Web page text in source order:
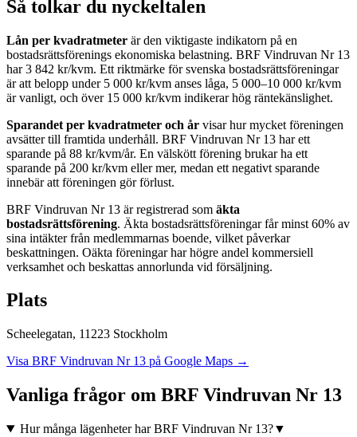
Så tolkar du nyckeltalen
Lån per kvadratmeter är den viktigaste indikatorn på en
bostadsrättsförenings ekonomiska belastning. BRF Vindruvan Nr 13
har 3 842 kr/kvm. Ett riktmärke för svenska bostadsrättsföreningar
är att belopp under 5 000 kr/kvm anses låga, 5 000–10 000 kr/kvm
är vanligt, och över 15 000 kr/kvm indikerar hög räntekänslighet.
Sparandet per kvadratmeter och år visar hur mycket föreningen
avsätter till framtida underhåll. BRF Vindruvan Nr 13 har ett
sparande på 88 kr/kvm/år. En välskött förening brukar ha ett
sparande på 200 kr/kvm eller mer, medan ett negativt sparande
innebär att föreningen gör förlust.
BRF Vindruvan Nr 13 är registrerad som äkta
bostadsrättsförening. Äkta bostadsrättsföreningar får minst 60% av
sina intäkter från medlemmarnas boende, vilket påverkar
beskattningen. Oäkta föreningar har högre andel kommersiell
verksamhet och beskattas annorlunda vid försäljning.
Plats
Scheelegatan, 11223 Stockholm
Visa BRF Vindruvan Nr 13 på Google Maps →
Vanliga frågor om BRF Vindruvan Nr 13
Hur många lägenheter har BRF Vindruvan Nr 13?▼